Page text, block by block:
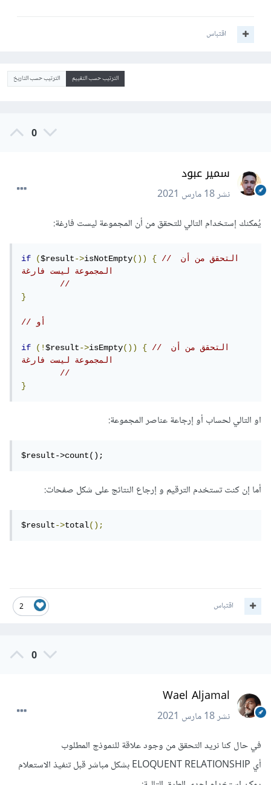
اقتباس
الترتيب حسب التقييم الترتيب حسب التاريخ
0
سمير عبود
نشر18 مارس 2021
يُمكنك إستخدام التالي للتحقق من أن المجموعة ليست فارغة:
if ($result->isNotEmpty()) {
// التحقق من أن
المجموعة ليست فارغة
//
}
if (!$result->isEmpty()) {
// التحقق من أن
المجموعة ليست فارغة
//
}
او التالي لحساب أو إرجاعة عناصر المجموعة:
$result->count();
أما إن كنت تستخدم الترقيم و إرجاع النتائج على شكل صفحات:
$result->total();
2 اقتباس
0
Wael Aljamal
نشر18 مارس 2021
في حال كنا نريد التحقق من وجود علاقة للنموذج المطلوب
أي ELOQUENT RELATIONSHIP بشكل مباشر قبل تنفيذ الاستعلام